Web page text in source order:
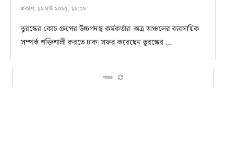
প্রকাশ: ১২ মার্চ ২০২৫, ১২:০৮
তুরস্কের কোচ গ্রুপের উচ্চপদস্থ কর্মকর্তারা অত্র অঞ্চলের ব্যবসায়িক
সম্পর্ক শক্তিশালী করতে ঢাকা সফর করেছেন তুরস্কের …
আরও